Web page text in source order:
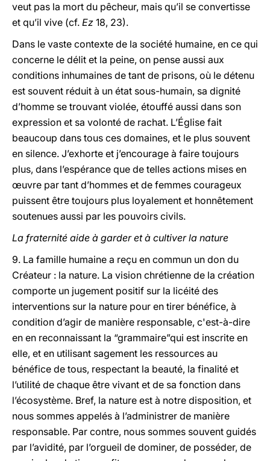
veut pas la mort du pêcheur, mais qu’il se convertisse
et qu’il vive (cf. Ez 18, 23).
Dans le vaste contexte de la société humaine, en ce qui
concerne le délit et la peine, on pense aussi aux
conditions inhumaines de tant de prisons, où le détenu
est souvent réduit à un état sous-humain, sa dignité
d’homme se trouvant violée, étouffé aussi dans son
expression et sa volonté de rachat. L’Église fait
beaucoup dans tous ces domaines, et le plus souvent
en silence. J’exhorte et j’encourage à faire toujours
plus, dans l’espérance que de telles actions mises en
œuvre par tant d’hommes et de femmes courageux
puissent être toujours plus loyalement et honnêtement
soutenues aussi par les pouvoirs civils.
La fraternité aide à garder et à cultiver la nature
9. La famille humaine a reçu en commun un don du
Créateur : la nature. La vision chrétienne de la création
comporte un jugement positif sur la licéité des
interventions sur la nature pour en tirer bénéfice, à
condition d’agir de manière responsable, c'est-à-dire
en en reconnaissant la “grammaire”qui est inscrite en
elle, et en utilisant sagement les ressources au
bénéfice de tous, respectant la beauté, la finalité et
l’utilité de chaque être vivant et de sa fonction dans
l’écosystème. Bref, la nature est à notre disposition, et
nous sommes appelés à l’administrer de manière
responsable. Par contre, nous sommes souvent guidés
par l’avidité, par l’orgueil de dominer, de posséder, de